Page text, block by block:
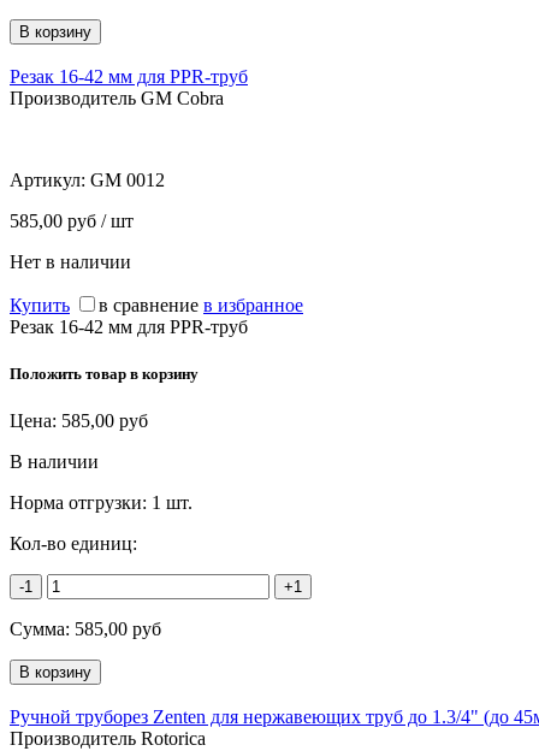
Резак 16-42 мм для PPR-труб
Производитель GM Cobra
Артикул: GM 0012
585,00 руб / шт
Нет в наличии
Купить в сравнение в избранное
Резак 16-42 мм для PPR-труб
Положить товар в корзину
Цена: 585,00 руб
В наличии
Норма отгрузки: 1 шт.
Кол-во единиц:
-1 +1
Сумма: 585,00 руб
Ручной труборез Zenten для нержавеющих труб до 1.3/4" (до
Производитель Rotorica